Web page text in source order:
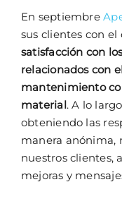
En septiembre
sus clientes con
satisfacción con
relacionados con
mantenimiento
material. A lo
obteniendo las
manera anónima,
nuestros clientes,
mejoras y